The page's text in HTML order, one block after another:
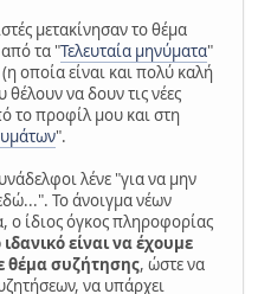
μετακίνησαν το θέμα
τα "Τελευταία μηνύματα"
οποία είναι και πολύ καλή
θέλουν να δουν τις νέες
το προφίλ μου και στη
".
λένε "για να μην
Το άνοιγμα νέων
ο ίδιος όγκος πληροφορίας
ιδανικό είναι να έχουμε
θέμα συζήτησης, ώστε να
να υπάρχει